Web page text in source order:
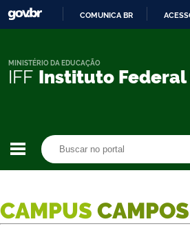
COMUNICA BR
IFF Instituto Federal
MINISTÉRIO DA EDUCAÇÃO
CAMPUS